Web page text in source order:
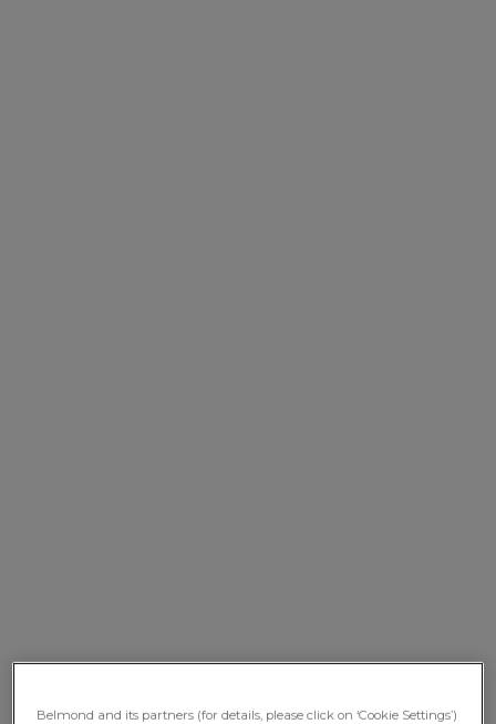
Belmond and its partners (for details, please click on ‘Cookie Settings’)